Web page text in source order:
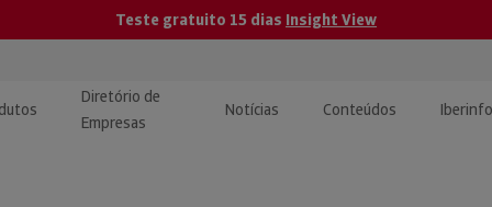
Teste gratuito 15 dias Insight View
Diretório de
Empresas
Notícias Conteúdos